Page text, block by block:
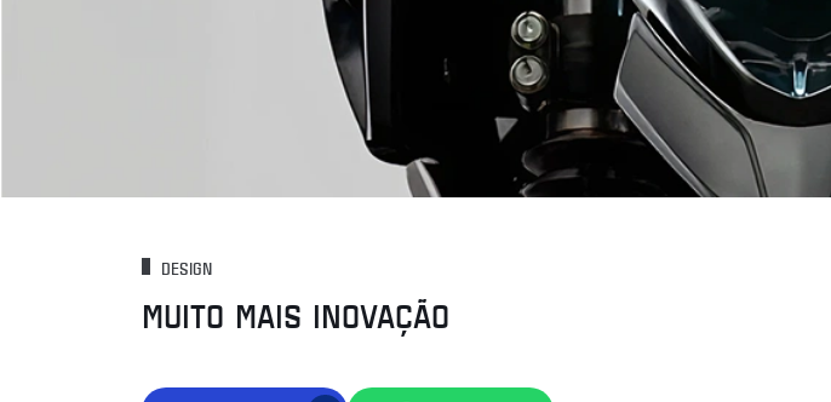
DESIGN
MUITO MAIS INOVAÇÃO